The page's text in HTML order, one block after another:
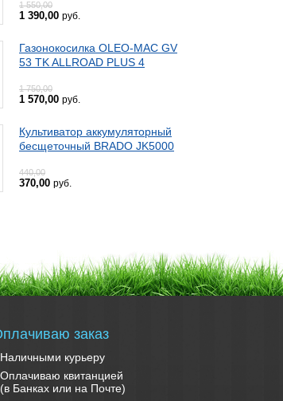
1 550,00
1 390,00 руб.
Газонокосилка OLEO-MAC GV
53 TK ALLROAD PLUS 4
1 750,00
1 570,00 руб.
Культиватор аккумуляторный
бесщеточный BRADO JK5000
440,00
370,00 руб.
заказ
Наличными курьеру
Оплачиваю квитанцией
(в Банках или на Почте)